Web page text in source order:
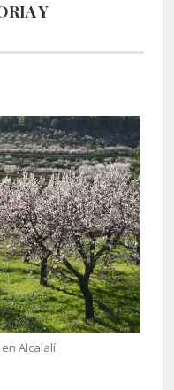
Y
Alcalalí